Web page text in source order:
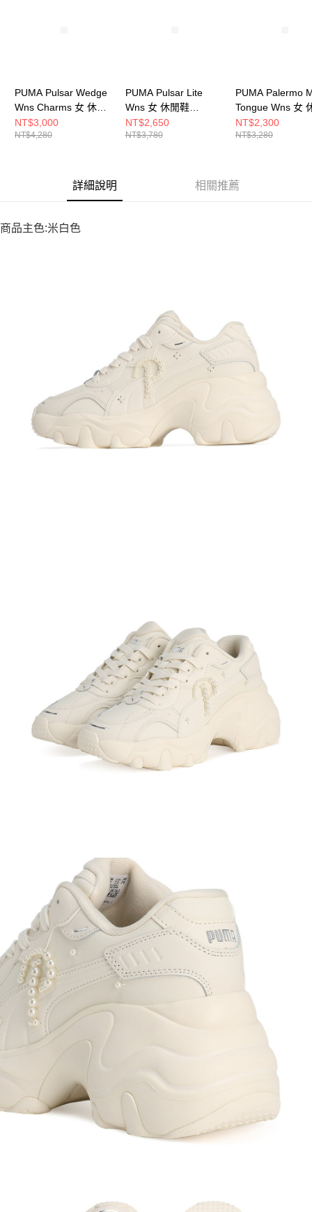
PUMA Pulsar Wedge
Wns Charms 女 休閒
鞋 40097301
NT$3,000
NT$4,280
PUMA Pulsar Lite
Wns 女 休閒鞋
40185803
NT$2,650
NT$3,780
PUMA Palermo
Tongue Wns 女
鞋 40167901
NT$2,300
NT$3,280
詳細說明 相關推薦
商品主色:米白色